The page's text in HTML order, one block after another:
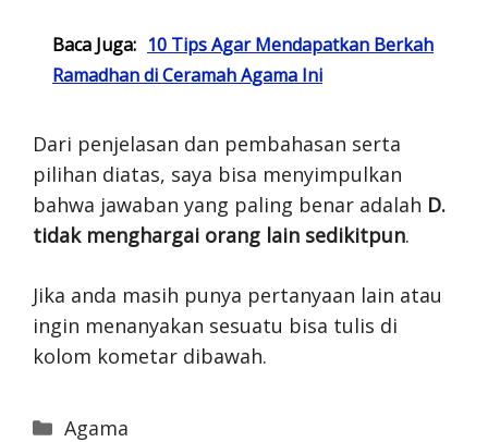
Baca Juga: 10 Tips Agar Mendapatkan Berkah
Ramadhan di Ceramah Agama Ini
Dari penjelasan dan pembahasan serta
pilihan diatas, saya bisa menyimpulkan
bahwa jawaban yang paling benar adalah D.
tidak menghargai orang lain sedikitpun.
Jika anda masih punya pertanyaan lain atau
ingin menanyakan sesuatu bisa tulis di
kolom kometar dibawah.
Categories
Agama